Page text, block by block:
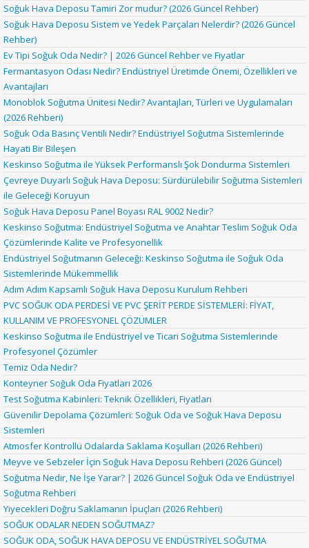
Soğuk Hava Deposu Tamiri Zor mudur? (2026 Güncel Rehber)
Soğuk Hava Deposu Sistem ve Yedek Parçaları Nelerdir? (2026 Güncel
Rehber)
Ev Tipi Soğuk Oda Nedir? | 2026 Güncel Rehber ve Fiyatlar
Fermantasyon Odası Nedir? Endüstriyel Üretimde Önemi, Özellikleri ve
Avantajları
Monoblok Soğutma Ünitesi Nedir? Avantajları, Türleri ve Uygulamaları
(2026 Rehberi)
Soğuk Oda Basınç Ventili Nedir? Endüstriyel Soğutma Sistemlerinde
Hayati Bir Bileşen
Keskinso Soğutma ile Yüksek Performanslı Şok Dondurma Sistemleri
Çevreye Duyarlı Soğuk Hava Deposu: Sürdürülebilir Soğutma Sistemleri
ile Geleceği Koruyun
Soğuk Hava Deposu Panel Boyası RAL 9002 Nedir?
Keskinso Soğutma: Endüstriyel Soğutma ve Anahtar Teslim Soğuk Oda
Çözümlerinde Kalite ve Profesyonellik
Endüstriyel Soğutmanın Geleceği: Keskinso Soğutma ile Soğuk Oda
Sistemlerinde Mükemmellik
Adım Adım Kapsamlı Soğuk Hava Deposu Kurulum Rehberi
PVC SOĞUK ODA PERDESİ VE PVC ŞERİT PERDE SİSTEMLERİ: FİYAT,
KULLANIM VE PROFESYONEL ÇÖZÜMLER
Keskinso Soğutma ile Endüstriyel ve Ticari Soğutma Sistemlerinde
Profesyonel Çözümler
Temiz Oda Nedir?
Konteyner Soğuk Oda Fiyatları 2026
Test Soğutma Kabinleri: Teknik Özellikleri, Fiyatları
Güvenilir Depolama Çözümleri: Soğuk Oda ve Soğuk Hava Deposu
Sistemleri
Atmosfer Kontrollü Odalarda Saklama Koşulları (2026 Rehberi)
Meyve ve Sebzeler İçin Soğuk Hava Deposu Rehberi (2026 Güncel)
Soğutma Nedir, Ne İşe Yarar? | 2026 Güncel Soğuk Oda ve Endüstriyel
Soğutma Rehberi
Yiyecekleri Doğru Saklamanın İpuçları (2026 Rehberi)
SOĞUK ODALAR NEDEN SOĞUTMAZ?
SOĞUK ODA, SOĞUK HAVA DEPOSU VE ENDÜSTRİYEL SOĞUTMA